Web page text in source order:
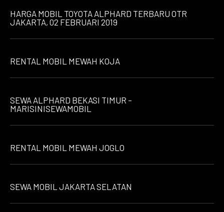
HARGA MOBIL TOYOTA ALPHARD TERBARU OTR
JAKARTA, 02 FEBRUARI 2019
RENTAL MOBIL MEWAH KOJA
SEWA ALPHARD BEKASI TIMUR –
MARISINISEWAMOBIL
RENTAL MOBIL MEWAH JOGLO
SEWA MOBIL JAKARTA SELATAN